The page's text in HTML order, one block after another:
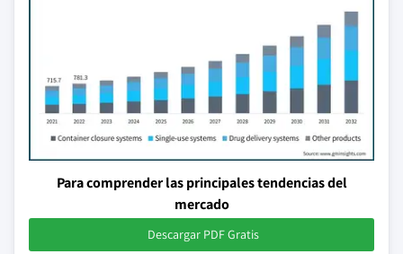
Para comprender las principales tendencias del
mercado
Descargar PDF Gratis